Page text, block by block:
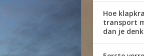
Hoe
transport
dan je